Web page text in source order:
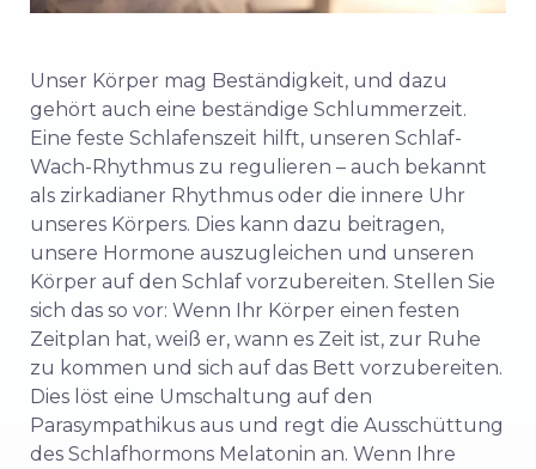
Unser Körper mag Beständigkeit, und dazu
gehört auch eine beständige Schlummerzeit.
Eine feste Schlafenszeit hilft, unseren Schlaf-
Wach-Rhythmus zu regulieren – auch bekannt
als zirkadianer Rhythmus oder die innere Uhr
unseres Körpers. Dies kann dazu beitragen,
unsere Hormone auszugleichen und unseren
Körper auf den Schlaf vorzubereiten. Stellen Sie
sich das so vor: Wenn Ihr Körper einen festen
Zeitplan hat, weiß er, wann es Zeit ist, zur Ruhe
zu kommen und sich auf das Bett vorzubereiten.
Dies löst eine Umschaltung auf den
Parasympathikus aus und regt die Ausschüttung
des Schlafhormons Melatonin an. Wenn Ihre